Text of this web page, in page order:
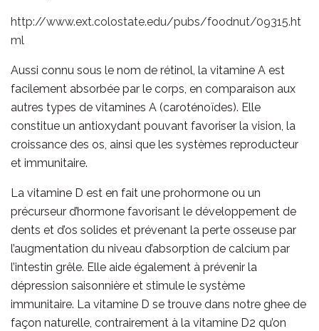
http://www.ext.colostate.edu/pubs/foodnut/09315.ht
ml
Aussi connu sous le nom de rétinol, la vitamine A est
facilement absorbée par le corps, en comparaison aux
autres types de vitamines A (caroténoïdes). Elle
constitue un antioxydant pouvant favoriser la vision, la
croissance des os, ainsi que les systèmes reproducteur
et immunitaire.
La vitamine D est en fait une prohormone ou un
précurseur d’hormone favorisant le développement de
dents et d’os solides et prévenant la perte osseuse par
l’augmentation du niveau d’absorption de calcium par
l’intestin grêle. Elle aide également à prévenir la
dépression saisonnière et stimule le système
immunitaire. La vitamine D se trouve dans notre ghee de
façon naturelle, contrairement à la vitamine D2 qu’on